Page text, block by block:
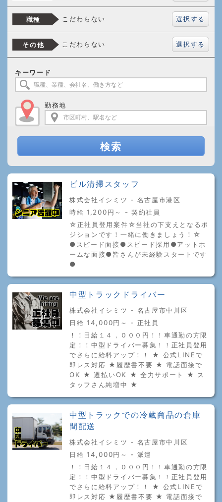
職種 こだわらない 選択する
その他 こだわらない 選択する
キーワード
勤務地
検索
ビル清掃スタッフ
株式会社イシミツ - 名古屋市港区
時給 1,200円～ - 契約社員
☆正社員登用案件☆当社の下支えとなるポ
ジションです！一緒に働きましょう！☆
●スピード面接●スピード採用●アットホ
ームな面接●皆さんが未経験スタートです
●
中型トラックドライバー
株式会社イシミツ - 名古屋市中川区
日給 14,000円～ - 正社員
！！日給１４，０００円！！車通勤の方限
定！！中型ドライバー募集！！正社員登用
でさらに給料アップ！！ ★ 公式LINEで
即レス対応 ★履歴書不要 ★ 電話面接で
OK ★ 週払いOK ★ 全力サポート ★ ス
タッフさん純増中 ★
中型トラックでの冷蔵商品の倉庫
間配送
株式会社イシミツ - 名古屋市中川区
日給 14,000円～ - 派遣
！！日給１４，０００円！！車通勤の方限
定！！中型ドライバー募集！！正社員登用
でさらに給料アップ！！ ★ 公式LINEで
即レス対応 ★履歴書不要 ★ 電話面接で